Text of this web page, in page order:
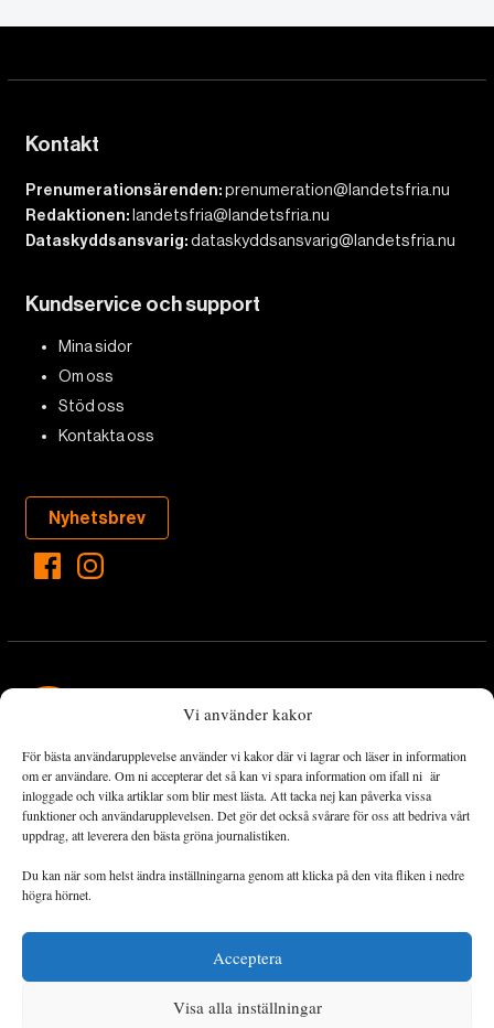
Vi använder kakor
För bästa användarupplevelse använder vi kakor där vi lagrar och läser in information
om er användare. Om ni accepterar det så kan vi spara information om ifall ni är
inloggade och vilka artiklar som blir mest lästa. Att tacka nej kan påverka vissa
funktioner och användarupplevelsen. Det gör det också svårare för oss att bedriva vårt
uppdrag, att leverera den bästa gröna journalistiken.
Du kan när som helst ändra inställningarna genom att klicka på den vita fliken i nedre
högra hörnet.
Acceptera
Visa alla inställningar
Kontakt
Prenumerationsärenden:prenumeration@landetsfria.nu
Redaktionen: landetsfria@landetsfria.nu
Dataskyddsansvarig:dataskyddsansvarig@landetsfria.nu
Kundservice och support
Mina sidor
Om oss
Stöd oss
Kontakta oss
Nyhetsbrev
Landets Fria Tidning är en nyhetstidning med bred bevakning av
det viktigaste som händer lokalt och globalt och med fokus på
omställningsrörelsen. En omställning till ett hållbart samhälle går
både via starka och lika rättigheter för alla människor, minskade
ekonomiska och sociala klyftor, samt utrymme för allt levande att
utvecklas och frodas.